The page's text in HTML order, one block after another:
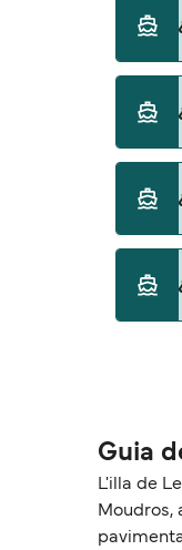
Guia
L'illa de
Moudros,